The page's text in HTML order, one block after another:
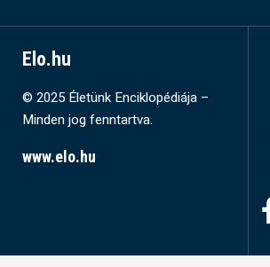
Elo.hu
© 2025 Életünk Enciklopédiája –
Minden jog fenntartva.
www.elo.hu